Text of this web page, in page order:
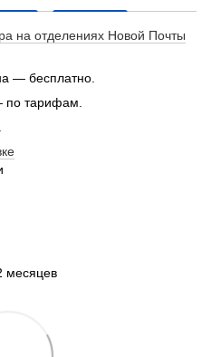
на отделениях Новой Почты
— бесплатно.
по тарифам.
месяцев